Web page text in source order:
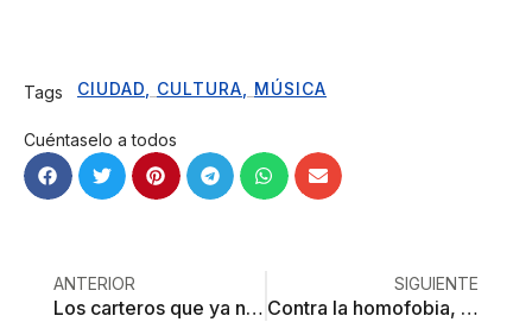
Tags CIUDAD CULTURA MÚSICA
Cuéntaselo a todos
ANTERIOR
Los carteros que ya no entregan cartas
SIGUIENTE
Contra la homofobia, un corto